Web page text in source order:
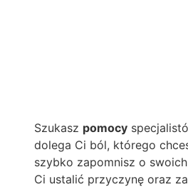
Szukasz pomocy
dolega Ci ból, którego
szybko zapomnisz o
Ci ustalić przyczynę oraz